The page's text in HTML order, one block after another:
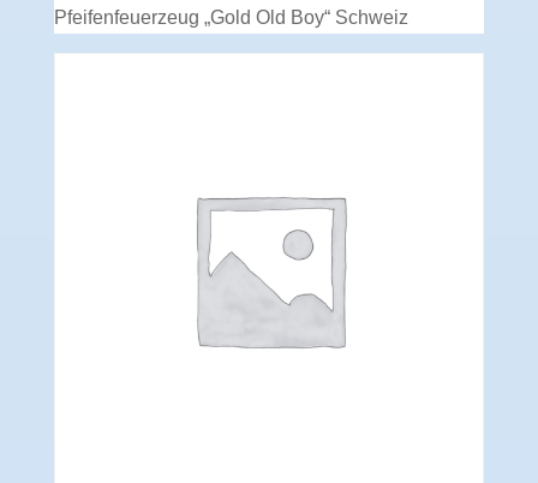
Pfeifenfeuerzeug „Gold Old Boy“ Schweiz